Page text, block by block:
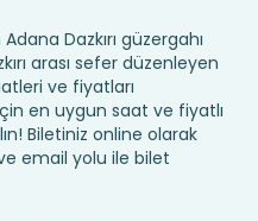
Dazkırı güzergahı
arası sefer düzenleyen
ve fiyatları
en uygun saat ve fiyatlı
Biletiniz online olarak
email yolu ile bilet